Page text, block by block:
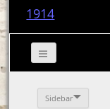
1914
Sidebar